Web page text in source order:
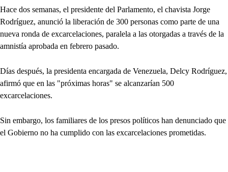
Hace dos semanas, el presidente del Parlamento, el chavista Jorge
Rodríguez, anunció la liberación de 300 personas como parte de una
nueva ronda de excarcelaciones, paralela a las otorgadas a través de la
amnistía aprobada en febrero pasado.
Días después, la presidenta encargada de Venezuela, Delcy Rodríguez,
afirmó que en las "próximas horas" se alcanzarían 500
excarcelaciones.
Sin embargo, los familiares de los presos políticos han denunciado que
el Gobierno no ha cumplido con las excarcelaciones prometidas.